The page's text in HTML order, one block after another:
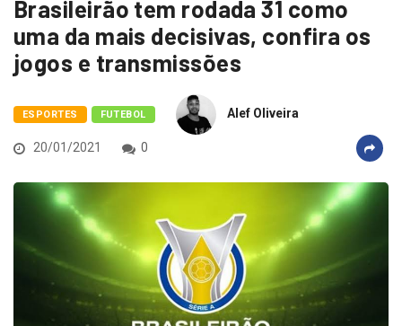
Brasileirão tem rodada 31 como
uma da mais decisivas, confira os
jogos e transmissões
ESPORTES FUTEBOL Alef Oliveira
20/01/2021 0